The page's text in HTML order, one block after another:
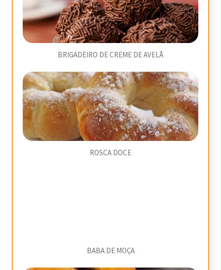
BRIGADEIRO DE CREME DE AVELÃ
ROSCA DOCE
BABA DE MOÇA